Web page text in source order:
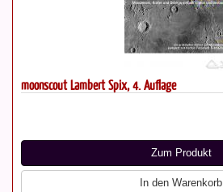
moonscout Lambert Spix, 4. Auflage
Zum Produkt
In den Warenkorb